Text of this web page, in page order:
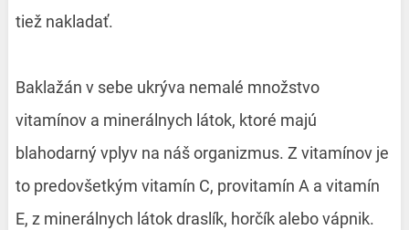
tiež nakladať.
Baklažán v sebe ukrýva nemalé množstvo
vitamínov a minerálnych látok, ktoré majú
blahodarný vplyv na náš organizmus. Z vitamínov je
to predovšetkým vitamín C, provitamín A a vitamín
E, z minerálnych látok draslík, horčík alebo vápnik.